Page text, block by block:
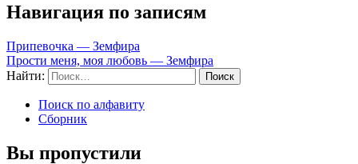
Навигация по записям
Припевочка — Земфира
Прости меня, моя любовь — Земфира
Найти:
Поиск по алфавиту
Сборник
Вы пропустили